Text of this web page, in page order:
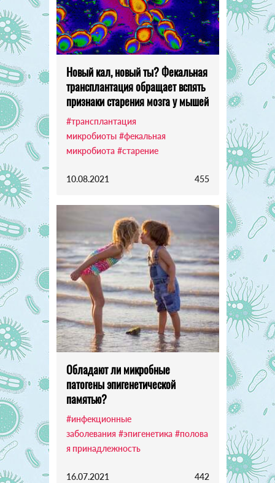
Новый кал, новый ты? Фекальная
трансплантация обращает вспять
признаки старения мозга у мышей
#трансплантация
микробиоты #фекальная
микробиота #старение
10.08.2021 455
Обладают ли микробные
патогены эпигенетической
памятью?
#инфекционные
заболевания #эпигенетика #полова
я принадлежность
16.07.2021 442